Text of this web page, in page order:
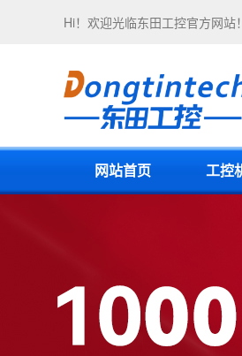
Hi！欢迎光临东田工控官方网站！
网站首页 工控